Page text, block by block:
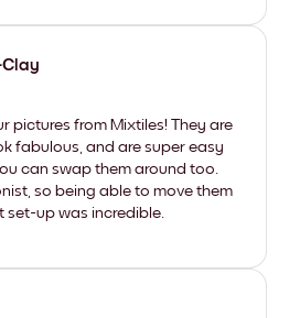
Clay
pictures from Mixtiles! They are
fabulous, and are super easy
can swap them around too.
so being able to move them
set-up was incredible.